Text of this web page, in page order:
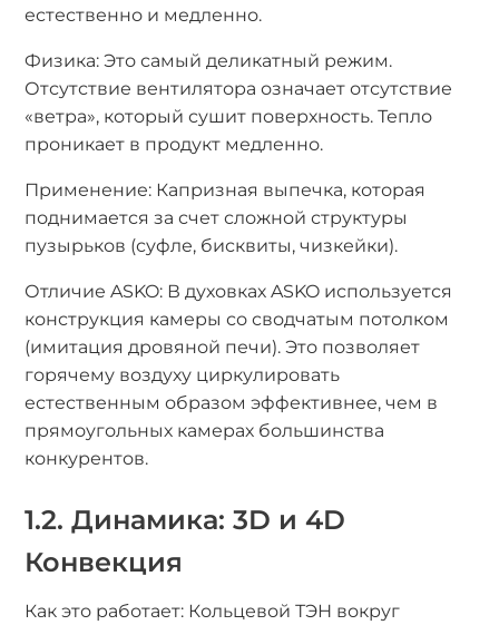
естественно и медленно.
Физика: Это самый деликатный режим.
Отсутствие вентилятора означает отсутствие
«ветра», который сушит поверхность. Тепло
проникает в продукт медленно.
Применение: Капризная выпечка, которая
поднимается за счет сложной структуры
пузырьков (суфле, бисквиты, чизкейки).
Отличие ASKO: В духовках ASKO используется
конструкция камеры со сводчатым потолком
(имитация дровяной печи). Это позволяет
горячему воздуху циркулировать
естественным образом эффективнее, чем в
прямоугольных камерах большинства
конкурентов.
1.2. Динамика: 3D и 4D
Конвекция
Как это работает: Кольцевой ТЭН вокруг